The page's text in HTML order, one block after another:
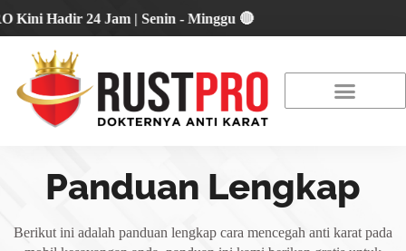
Hadir 24 Jam | Senin - Minggu 🔴
Panduan Lengkap
Berikut ini adalah panduan lengkap cara mencegah anti karat pada